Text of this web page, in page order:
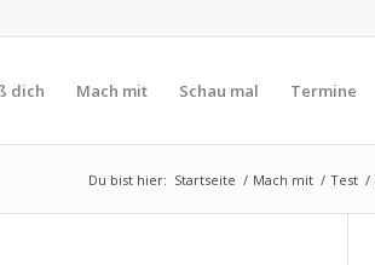
dich Mach mit Schau mal Termine
Du bist hier: Startseite / Mach mit / Test /